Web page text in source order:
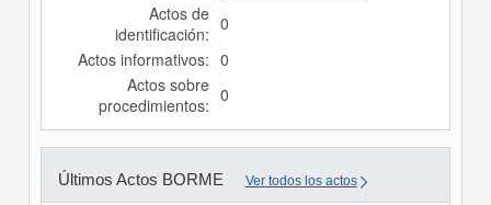
Actos de
identificación: 0
Actos informativos: 0
Actos sobre
procedimientos: 0
Últimos Actos BORME Ver todos los actos